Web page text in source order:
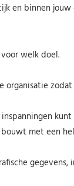
en binnen jouw
welk doel.
zodat
met een
gegevens,